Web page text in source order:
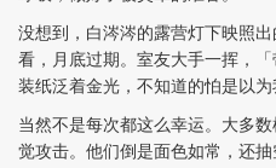
没想到，白涔涔的露营灯下映照
看，月底过期。室友大手一挥，
装纸泛着金光，不知道的怕是以为
当然不是每次都这么幸运。大多
觉攻击。他们倒是面色如常，还抽